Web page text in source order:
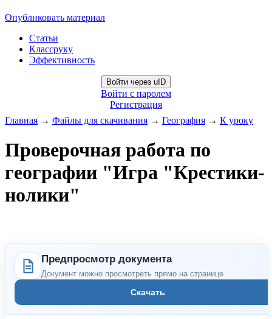
Опубликовать материал
Статьи
Классруку
Эффективность
Войти через uID
Войти с паролем
Регистрация
Главная → Файлы для скачивания → География → К уроку
Проверочная работа по
географии "Игра "Крестики-
нолики"
Предпросмотр документа
Документ можно просмотреть прямо на странице
Скачать